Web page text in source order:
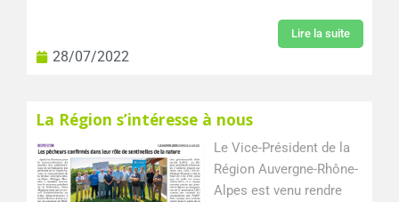
Lire la suite
28/07/2022
La Région s’intéresse à nous
Le Vice-Président de la
Région Auvergne-Rhône-
Alpes est venu rendre